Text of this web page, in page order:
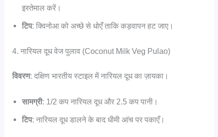
इस्तेमाल करें।
टिप: क्विनोआ को अच्छे से धोएँ ताकि कड़वापन हट जाए।
4. नारियल दूध वेज पुलाव (Coconut Milk Veg Pulao)
विवरण: दक्षिण भारतीय स्टाइल में नारियल दूध का ज़ायका।
सामग्री: 1/2 कप नारियल दूध और 2.5 कप पानी।
टिप: नारियल दूध डालने के बाद धीमी आंच पर पकाएँ।